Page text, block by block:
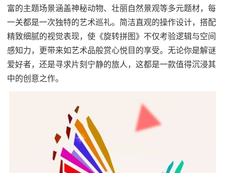
富的主题场景涵盖神秘动物、壮丽自然景观等多元题材，每
一关都是一次独特的艺术巡礼。简洁直观的操作设计，搭配
精致细腻的视觉表现，使《旋转拼图》不仅考验逻辑与空间
感知力，更带来如艺术品般赏心悦目的享受。无论你是解谜
爱好者，还是寻求片刻宁静的旅人，这都是一款值得沉浸其
中的创意之作。